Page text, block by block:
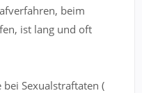
beim
ist lang und oft
Sexualstraftaten (